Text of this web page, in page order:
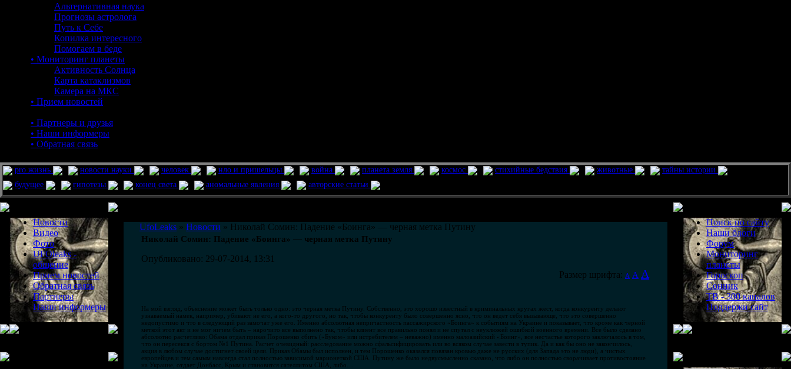
Альтернативная наука
Прогнозы астролога
Путь к Себе
Копилка интересного
Помогаем в беде
• Мониторинг планеты
Активность Солнца
Карта катаклизмов
Камера на МКС
• Прием новостей
• Партнеры и друзья
• Наши информеры
• Обратная связь
pro жизнь новости науки человек нло и пришельцы война планета земля космос стихийные бедствия животные
тайны истории
будущее
гипотезы конец света аномальные явления авторские статьи
Новости
Видео
Фото
UFOleaks -
общение
Прием новостей
Обратная связь
Партнеры
Наши информеры
UfoLeaks » Новости » Николай Сомин: Падение «Боинга» — черная метка Путину
Николай Сомин: Падение «Боинга» — черная метка Путину
Опубликовано: 29-07-2014, 13:31
Размер шрифта: A A A
На мой взгляд, объяснение может быть только одно: это черная метка Путину. Собственно, это хорошо известный в криминальных кругах жест, когда конкуренту делают
узнаваемый намек, например, убивают не его, а кого-то другого, но так, чтобы конкуренту было совершенно ясно, что он ведет себя вызывающе, что это совершенно
недопустимо и что в следующий раз замочат уже его. Именно абсолютная непричастность пассажирского «Боинга» к событиям на Украине и показывает, что кроме как черной
меткой этот акт и не мог ничем быть – нарочито все выполнено так, чтобы клиент все правильно понял и не спутал с неуклюжей ошибкой военного времени. Все было сделано
абсолютно расчетливо: Обама отдал приказ Порошенко сбить («Буком» или истребителем – неважно) именно малоазийский «Боинг», все несчастье которого заключалось в том,
что он пересекся с бортом №1 Путина. Расчет очевидный: расследование можно сфальсифицировать или во всяком случае завести в тупик. Да и как бы оно не закончилось,
акция в любом случае достигнет своей цели. Приказ Обамы был исполнен, и тем Порошенко оказался повязан кровью даже не русских (для Запада это не люди), а чистых
европейцев и тем самым навсегда стал полностью зависимой марионеткой США. Путину же было недвусмысленно сказано, что либо он полностью сворачивает противостояние
на Украине, отдает Донбасс, Крым и становится сателлитом США, либо…
Поиск по сайту
Наши блоги
Форум
Мониторинг
планеты
Гороскоп
Сонник
ТВ - 300 каналов
Поддержи сайт